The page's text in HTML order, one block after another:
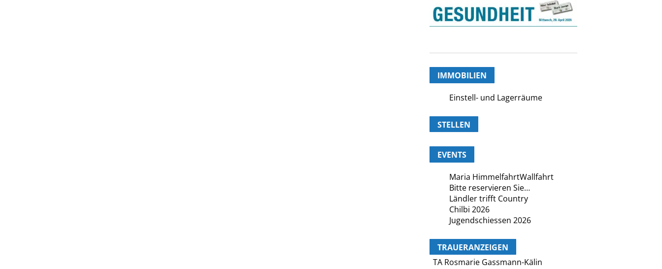
IMMOBILIEN
Einstell- und Lagerräume
STELLEN
EVENTS
Maria HimmelfahrtWallfahrt
Bitte reservieren Sie…
Ländler trifft Country
Chilbi 2026
Jugendschiessen 2026
TRAUERANZEIGEN
TA Rosmarie Gassmann-Kälin